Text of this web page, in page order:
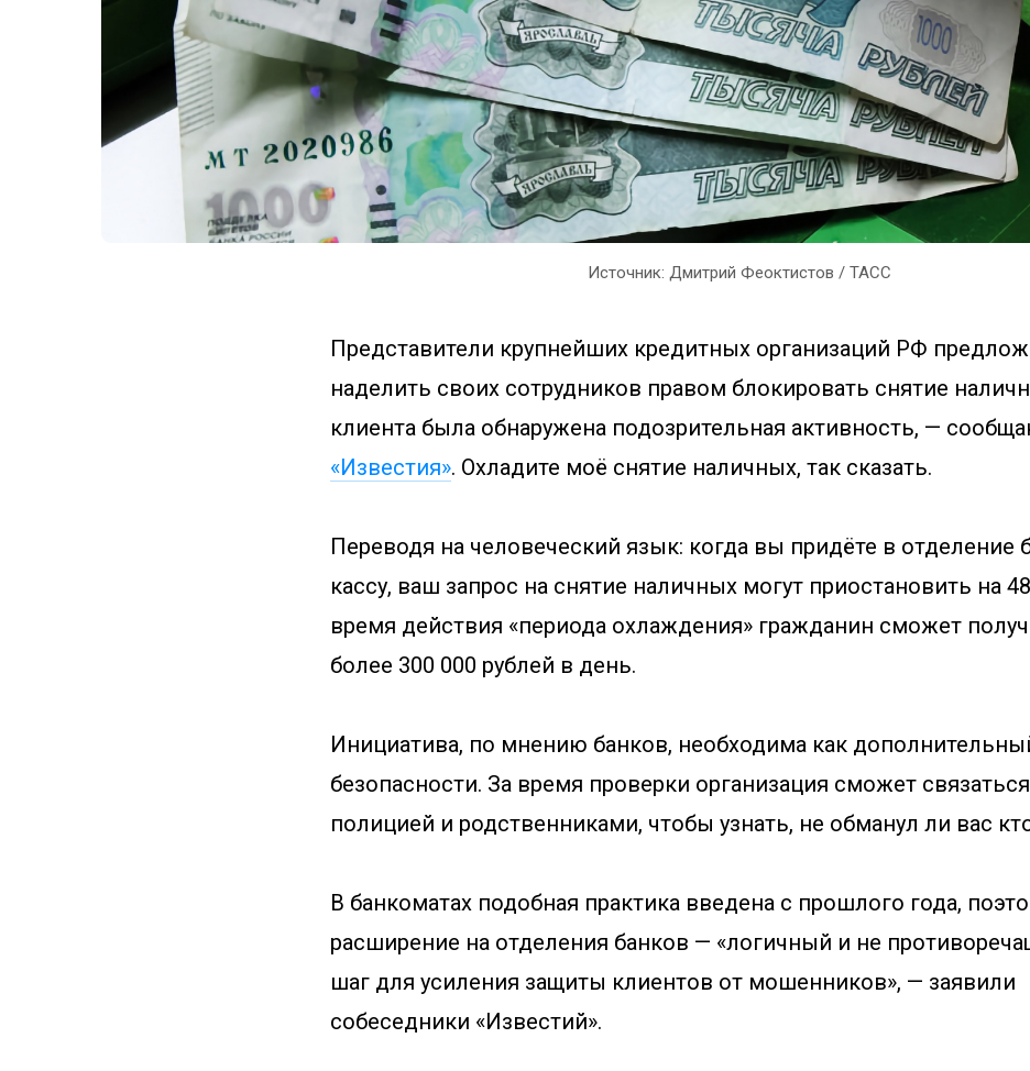
Источник: Дмитрий Феоктистов / ТАСС
Представители крупнейших кредитных организаций РФ
наделить своих сотрудников правом блокировать снятие
клиента была обнаружена подозрительная активность, —
«Известия». Охладите моё снятие наличных, так сказать.
Переводя на человеческий язык: когда вы придёте в отделение
кассу, ваш запрос на снятие наличных могут приостановить на
время действия «периода охлаждения» гражданин сможет
более 300 000 рублей в день.
Инициатива, по мнению банков, необходима как
безопасности. За время проверки организация сможет
полицией и родственниками, чтобы узнать, не обманул ли вас
В банкоматах подобная практика введена с прошлого года,
расширение на отделения банков — «логичный и не
шаг для усиления защиты клиентов от мошенников», — заявили
собеседники «Известий».